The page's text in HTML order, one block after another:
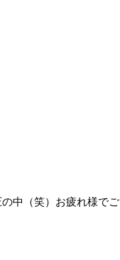
中（笑）お疲れ様でご